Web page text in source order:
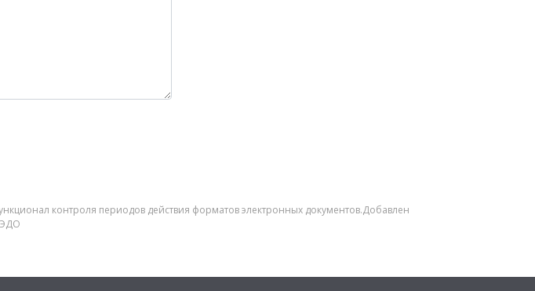
контроля периодов действия форматов электронных документов.Добавлен
ЭДО